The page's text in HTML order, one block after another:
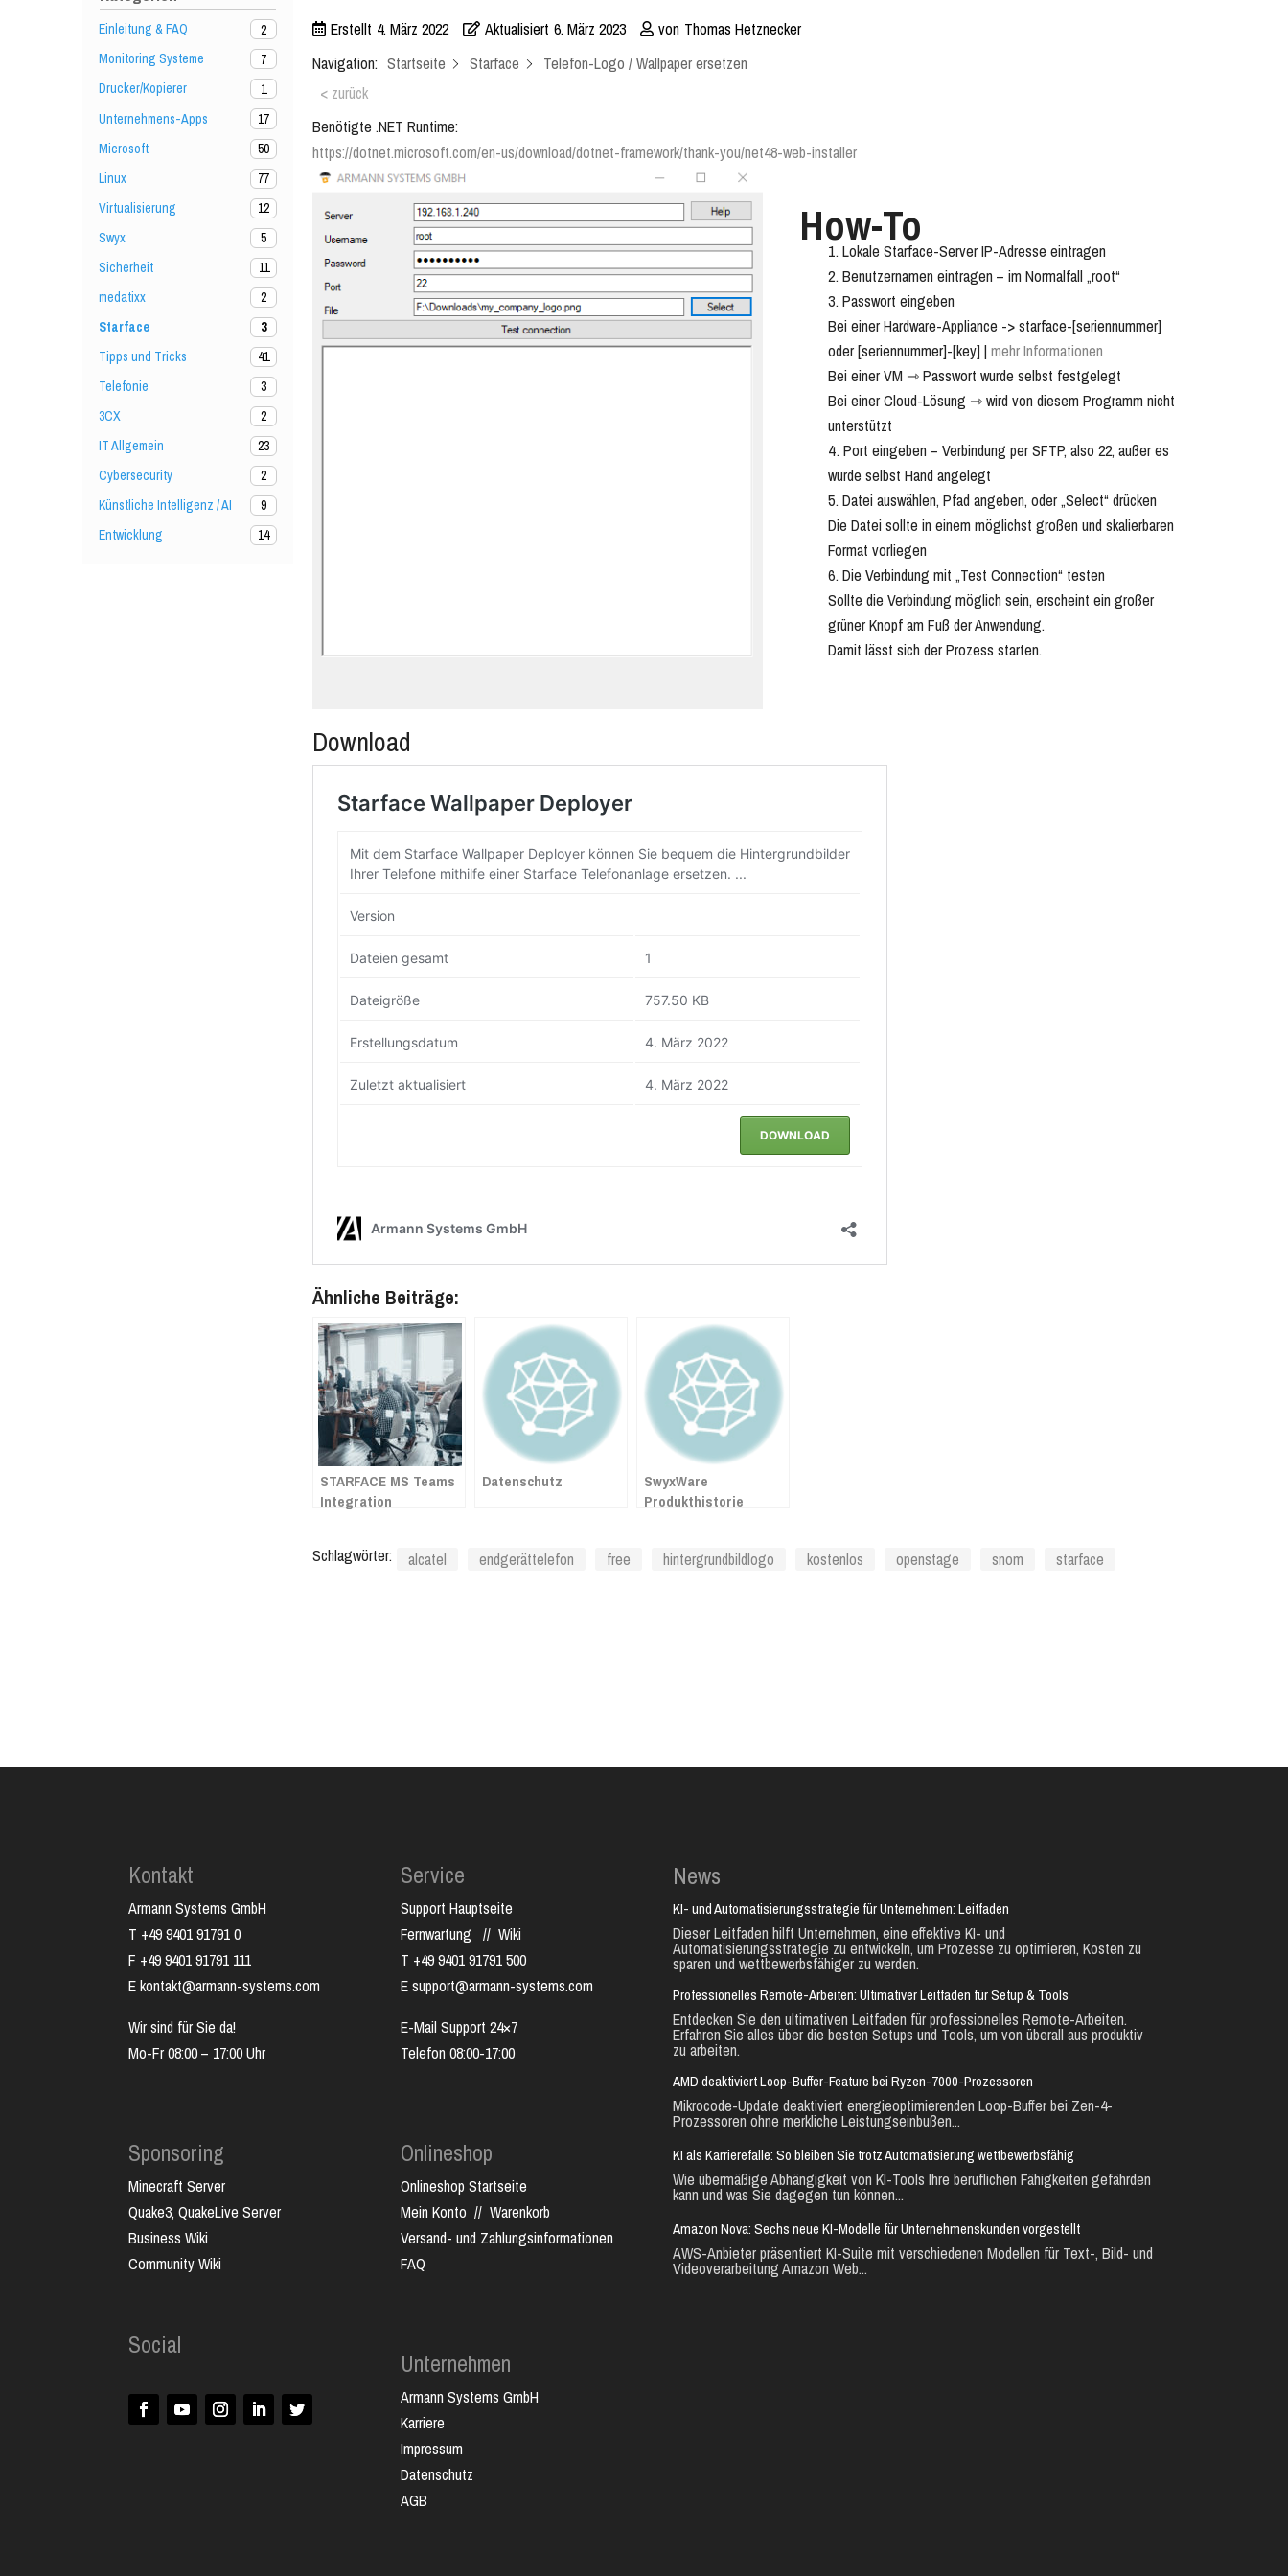
Einleitung & FAQ
2
Monitoring Systeme
7
Drucker/Kopierer
1
Unternehmens-Apps
17
Microsoft
50
Linux
77
Virtualisierung
12
Swyx
5
Sicherheit
11
medatixx
2
Starface
3
Tipps und Tricks
41
Telefonie
3
3CX
2
IT Allgemein
23
Cybersecurity
2
Künstliche Intelligenz / AI
9
Entwicklung
14
Erstellt 4. März 2022 Aktualisiert 6. März 2023 von Thomas Hetznecker
Navigation: Startseite Starface
Telefon-Logo / Wallpaper ersetzen
< zurück
Benötigte .NET Runtime:
https://dotnet.microsoft.com/en-us/download/dotnet-framework/thank-you/net48-web-installer
How-To
Lokale Starface-Server IP-Adresse eintragen
Benutzernamen eintragen – im Normalfall „root“
Passwort eingeben
Bei einer Hardware-Appliance -> starface-[seriennummer]
oder [seriennummer]-[key] | mehr Informationen
Bei einer VM ⇾ Passwort wurde selbst festgelegt
Bei einer Cloud-Lösung ⇾ wird von diesem Programm nicht
unterstützt
Port eingeben – Verbindung per SFTP, also 22, außer es
wurde selbst Hand angelegt
Datei auswählen, Pfad angeben, oder „Select“ drücken
Die Datei sollte in einem möglichst großen und skalierbaren
Format vorliegen
Die Verbindung mit „Test Connection“ testen
Sollte die Verbindung möglich sein, erscheint ein großer
grüner Knopf am Fuß der Anwendung.
Damit lässt sich der Prozess starten.
Download
Ähnliche Beiträge:
STARFACE MS Teams
Integration
Datenschutz
SwyxWare
Produkthistorie
Schlagwörter: alcatel endgerättelefon free hintergrundbildlogo kostenlos openstage snom starface
Kontakt
Armann Systems GmbH
T +49 9401 91791 0
F +49 9401 91791 111
E kontakt@armann-systems.com
Wir sind für Sie da!
Mo-Fr 08:00 – 17:00 Uhr
Sponsoring
Minecraft Server
Quake3, QuakeLive Server
Business Wiki
Community Wiki
Social
Service
Support Hauptseite
Fernwartung // Wiki
T +49 9401 91791 500
E support@armann-systems.com
E-Mail Support 24×7
Telefon 08:00-17:00
Onlineshop
Onlineshop Startseite
Mein Konto // Warenkorb
Versand- und Zahlungsinformationen
FAQ
Unternehmen
Armann Systems GmbH
Karriere
Impressum
Datenschutz
AGB
News
KI- und Automatisierungsstrategie für Unternehmen: Leitfaden
Dieser Leitfaden hilft Unternehmen, eine effektive KI- und
Automatisierungsstrategie zu entwickeln, um Prozesse zu optimieren, Kosten zu
sparen und wettbewerbsfähiger zu werden.
Professionelles Remote-Arbeiten: Ultimativer Leitfaden für Setup & Tools
Entdecken Sie den ultimativen Leitfaden für professionelles Remote-Arbeiten.
Erfahren Sie alles über die besten Setups und Tools, um von überall aus produktiv
zu arbeiten.
AMD deaktiviert Loop-Buffer-Feature bei Ryzen-7000-Prozessoren
Mikrocode-Update deaktiviert energieoptimierenden Loop-Buffer bei Zen-4-
Prozessoren ohne merkliche Leistungseinbußen...
KI als Karrierefalle: So bleiben Sie trotz Automatisierung wettbewerbsfähig
Wie übermäßige Abhängigkeit von KI-Tools Ihre beruflichen Fähigkeiten gefährden
kann und was Sie dagegen tun können...
Amazon Nova: Sechs neue KI-Modelle für Unternehmenskunden vorgestellt
AWS-Anbieter präsentiert KI-Suite mit verschiedenen Modellen für Text-, Bild- und
Videoverarbeitung Amazon Web...